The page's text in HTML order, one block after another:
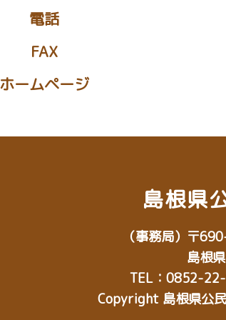
電話
FAX
ホームページ
島根県
（事務局） 〒
島根
TEL：0852-
Copyright 島根県公